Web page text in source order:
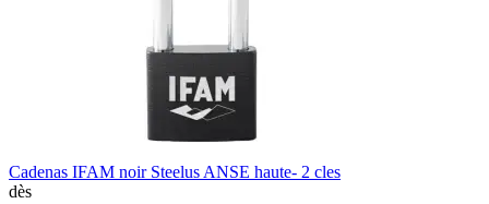
Cadenas IFAM noir Steelus ANSE haute- 2 cles
dès